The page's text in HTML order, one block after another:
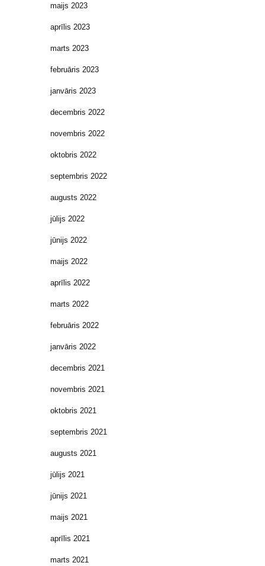
maijs 2023
aprīlis 2023
marts 2023
februāris 2023
janvāris 2023
decembris 2022
novembris 2022
oktobris 2022
septembris 2022
augusts 2022
jūlijs 2022
jūnijs 2022
maijs 2022
aprīlis 2022
marts 2022
februāris 2022
janvāris 2022
decembris 2021
novembris 2021
oktobris 2021
septembris 2021
augusts 2021
jūlijs 2021
jūnijs 2021
maijs 2021
aprīlis 2021
marts 2021